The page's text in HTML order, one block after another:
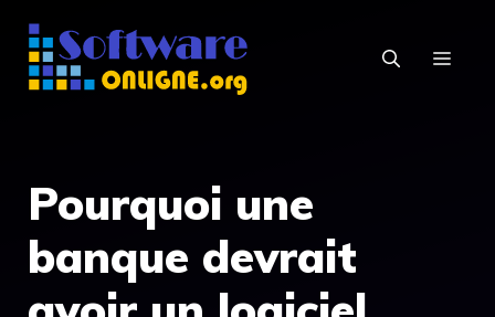
Aller
contenu
Pourquoi une
banque devrait